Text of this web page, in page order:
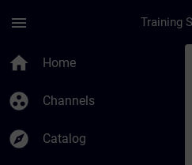
menu
home Home
group_work Channels
explore Catalog